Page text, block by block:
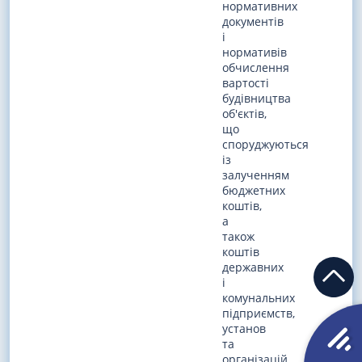
нормативних
документів
і
нормативів
обчислення
вартості
будівництва
об'єктів,
що
споруджуються
із
залученням
бюджетних
коштів,
а
також
коштів
державних
і
комунальних
підприємств,
установ
та